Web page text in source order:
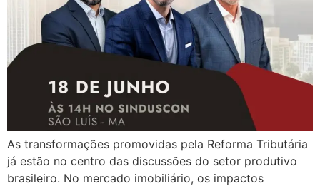
As transformações promovidas pela Reforma Tributária
já estão no centro das discussões do setor produtivo
brasileiro. No mercado imobiliário, os impactos